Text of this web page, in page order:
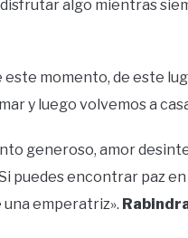
disfrutar algo mientras
momento, de este
y luego volvemos a
generoso, amor
puedes encontrar paz
una emperatriz».